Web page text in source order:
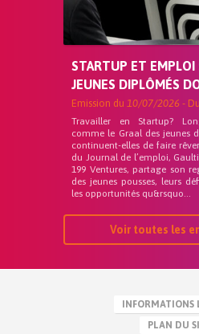
STARTUP ET EMPLOI
JEUNES DIPLÔMÉS
Emission du 10/07/2026 -
Travailler en Startup?
comme le Graal des jeunes
continuent-elles de faire
du Journal de l’emploi,
199 Ventures, partage son
des jeunes pousses, leurs
les opportunités qu&rsquo...
Voir toutes les
INFORMATIONS
PLAN DU